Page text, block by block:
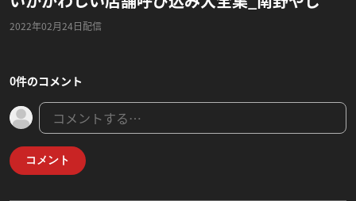
2022年02月24日配信
0件のコメント
コメント